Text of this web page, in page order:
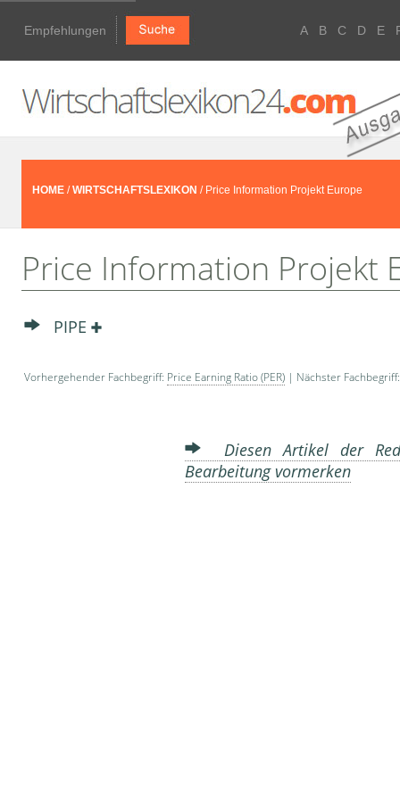
Empfehlungen A B C D E
HOME /WIRTSCHAFTSLEXIKON / Price Information Projekt Europe
Price Information Projekt
PIPE
Vorhergehender Fachbegriff: Price Earning Ratio (PER) | Nächster
Diesen Artikel der
Bearbeitung vormerken